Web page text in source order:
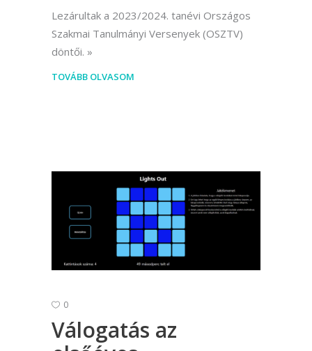
Lezárultak a 2023/2024. tanévi Országos
Szakmai Tanulmányi Versenyek (OSZTV)
döntői.
TOVÁBB OLVASOM
0
Válogatás az